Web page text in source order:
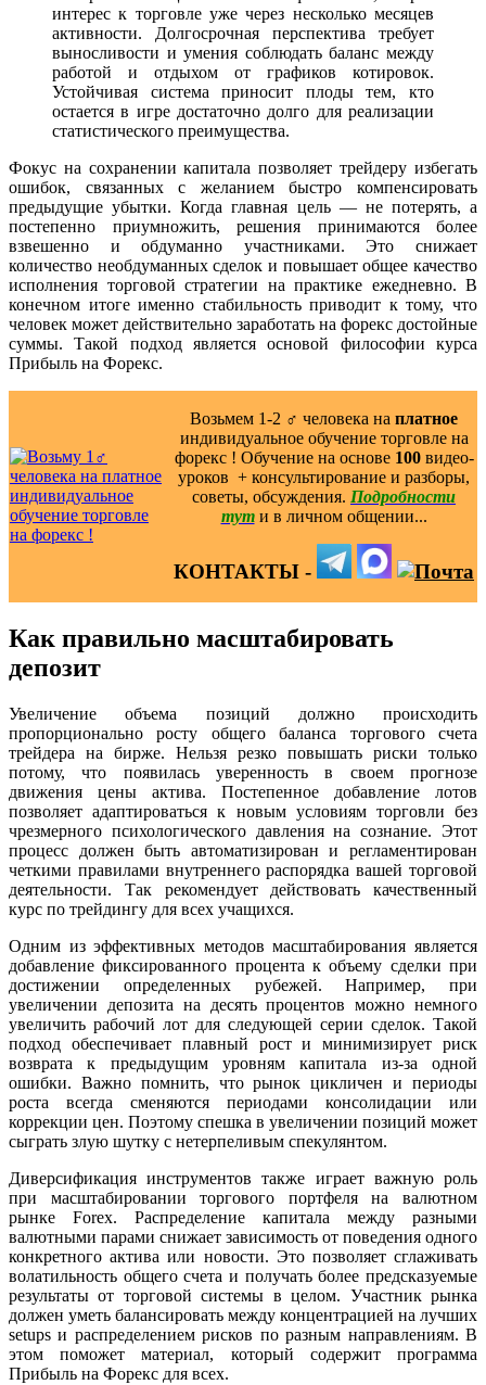
интерес к торговле уже через несколько месяцев
активности. Долгосрочная перспектива требует
выносливости и умения соблюдать баланс между
работой и отдыхом от графиков котировок.
Устойчивая система приносит плоды тем, кто
остается в игре достаточно долго для реализации
статистического преимущества.
Фокус на сохранении капитала позволяет трейдеру избегать
ошибок, связанных с желанием быстро компенсировать
предыдущие убытки. Когда главная цель — не потерять, а
постепенно приумножить, решения принимаются более
взвешенно и обдуманно участниками. Это снижает
количество необдуманных сделок и повышает общее качество
исполнения торговой стратегии на практике ежедневно. В
конечном итоге именно стабильность приводит к тому, что
человек может действительно заработать на форекс достойные
суммы. Такой подход является основой философии курса
Прибыль на Форекс.
Возьмем 1-2 ‍♂️ человека на платное
индивидуальное обучение торговле на
форекс ! Обучение на основе 100видео-
уроков ️ + консультирование и разборы,
советы, обсуждения. Подробности
тут и в личном общении...
КОНТАКТЫ -
Как правильно масштабировать
депозит
Увеличение объема позиций должно происходить
пропорционально росту общего баланса торгового счета
трейдера на бирже. Нельзя резко повышать риски только
потому, что появилась уверенность в своем прогнозе
движения цены актива. Постепенное добавление лотов
позволяет адаптироваться к новым условиям торговли без
чрезмерного психологического давления на сознание. Этот
процесс должен быть автоматизирован и регламентирован
четкими правилами внутреннего распорядка вашей торговой
деятельности. Так рекомендует действовать качественный
курс по трейдингу для всех учащихся.
Одним из эффективных методов масштабирования является
добавление фиксированного процента к объему сделки при
достижении определенных рубежей. Например, при
увеличении депозита на десять процентов можно немного
увеличить рабочий лот для следующей серии сделок. Такой
подход обеспечивает плавный рост и минимизирует риск
возврата к предыдущим уровням капитала из-за одной
ошибки. Важно помнить, что рынок цикличен и периоды
роста всегда сменяются периодами консолидации или
коррекции цен. Поэтому спешка в увеличении позиций может
сыграть злую шутку с нетерпеливым спекулянтом.
Диверсификация инструментов также играет важную роль
при масштабировании торгового портфеля на валютном
рынке Forex. Распределение капитала между разными
валютными парами снижает зависимость от поведения одного
конкретного актива или новости. Это позволяет сглаживать
волатильность общего счета и получать более предсказуемые
результаты от торговой системы в целом. Участник рынка
должен уметь балансировать между концентрацией на лучших
setups и распределением рисков по разным направлениям. В
этом поможет материал, который содержит программа
Прибыль на Форекс для всех.